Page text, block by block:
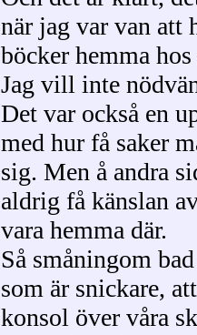
när jag var van att
böcker hemma
Jag vill inte
Det var också en
med hur få saker
sig. Men å andra
aldrig få känslan
vara hemma där.
Så småningom
som är snickare,
konsol över våra